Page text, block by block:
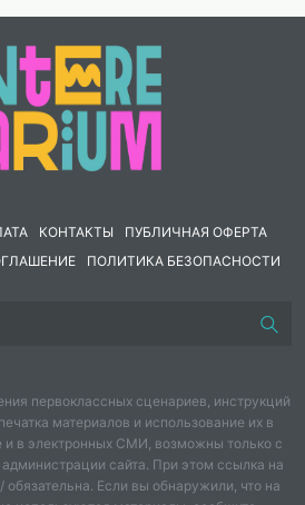
могут быть выданы любому
темой учащемуся.
КОНТАКТЫ
ПУБЛИЧНАЯ ОФЕРТА
ПОЛИТИКА БЕЗОПАСНОСТИ
первоклассных сценариев, инструкций
материалов и использование их в
в электронных СМИ, возможны только с
сайта. При этом ссылка на
обязательна. Если вы обнаружили, что на